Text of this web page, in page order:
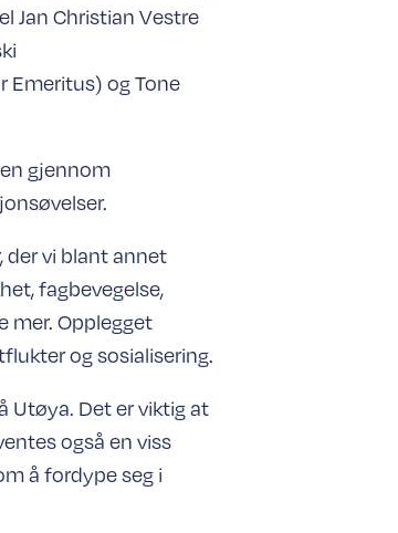
Jan Christian Vestre
Emeritus) og Tone
gjennom
der vi blant annet
fagbevegelse,
mer. Opplegget
og sosialisering.
Utøya. Det er viktig at
også en viss
å fordype seg i